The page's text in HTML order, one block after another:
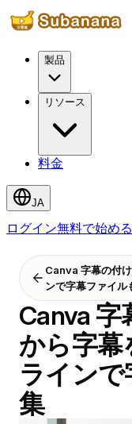
製品
リソース
料金
JA
ログイン無料で始める
Canva 字幕の付
ンで字幕ファイル
Canva
から字幕
ライン
集